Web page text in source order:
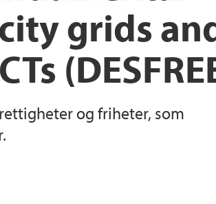
grids
og friheter, som